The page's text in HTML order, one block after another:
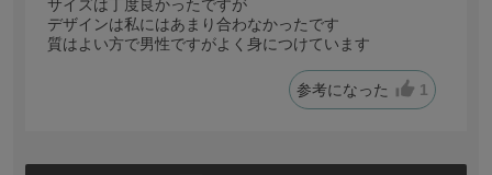
サイズは丁度良かったですが
デザインは私にはあまり合わなかったです
質はよい方で男性ですがよく身につけています
参考になった 1